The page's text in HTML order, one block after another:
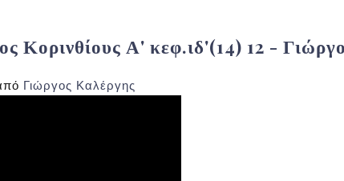
Κορινθίους Α' κεφ.ιδ'(14) 12 -
Γιώργος Καλέργης